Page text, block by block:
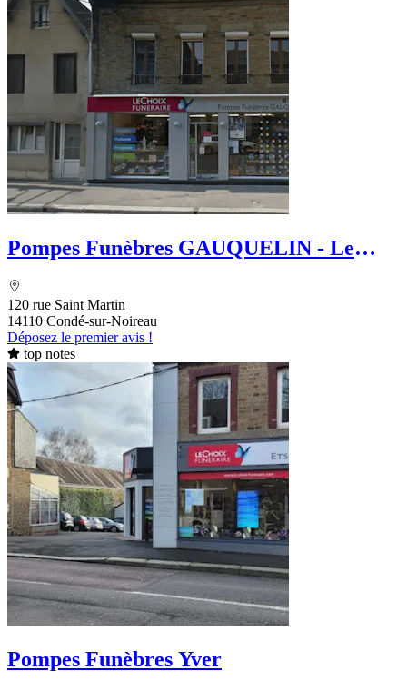
Pompes Funèbres GAUQUELIN - Le
120 rue Saint Martin
14110 Condé-sur-Noireau
Déposez le premier avis !
top notes
Pompes Funèbres Yver